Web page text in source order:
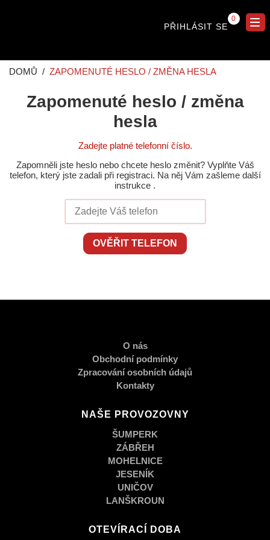
PŘIHLÁSIT SE
0
DOMŮ ZAPOMENUTÉ HESLO / ZMĚNA HESLA
Zapomenuté heslo / změna
hesla
Zadejte platné telefonní číslo.
Zapomněli jste heslo nebo chcete heslo změnit? Vyplňte Váš
telefon, který jste zadali při registraci. Na něj Vám zašleme další
instrukce .
OVĚŘIT TELEFON
O nás
Obchodní podmínky
Zpracování osobních údajů
Kontakty
NAŠE PROVOZOVNY
ŠUMPERK
ZÁBŘEH
MOHELNICE
JESENÍK
UNIČOV
LANŠKROUN
OTEVÍRACÍ DOBA